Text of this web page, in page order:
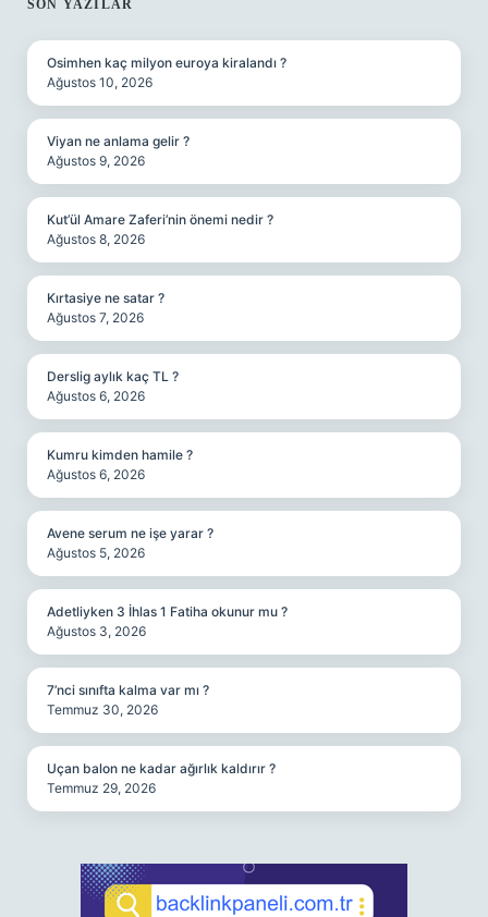
SIDEBAR
SON YAZILAR
Osimhen kaç milyon euroya kiralandı ?
Ağustos 10, 2026
Viyan ne anlama gelir ?
Ağustos 9, 2026
Kut’ül Amare Zaferi’nin önemi nedir ?
Ağustos 8, 2026
Kırtasiye ne satar ?
Ağustos 7, 2026
Derslig aylık kaç TL ?
Ağustos 6, 2026
Kumru kimden hamile ?
Ağustos 6, 2026
Avene serum ne işe yarar ?
Ağustos 5, 2026
Adetliyken 3 İhlas 1 Fatiha okunur mu ?
Ağustos 3, 2026
7’nci sınıfta kalma var mı ?
Temmuz 30, 2026
Uçan balon ne kadar ağırlık kaldırır ?
Temmuz 29, 2026